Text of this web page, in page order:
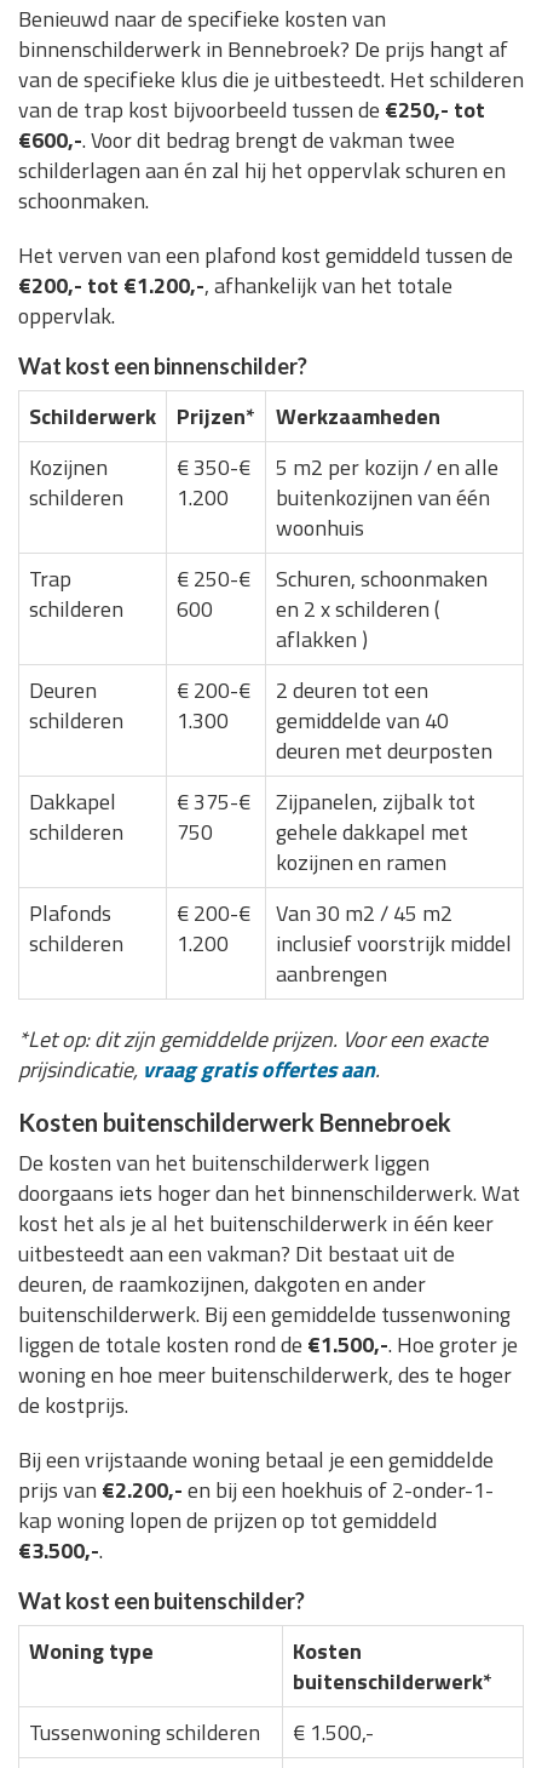
Benieuwd naar de specifieke kosten van
binnenschilderwerk in Bennebroek? De prijs hangt af
van de specifieke klus die je uitbesteedt. Het schilderen
van de trap kost bijvoorbeeld tussen de €250,- tot
€600,-. Voor dit bedrag brengt de vakman twee
schilderlagen aan én zal hij het oppervlak schuren en
schoonmaken.
Het verven van een plafond kost gemiddeld tussen de
€200,- tot €1.200,-, afhankelijk van het totale
oppervlak.
Wat kost een binnenschilder?
Schilderwerk Prijzen*
Werkzaamheden
Kozijnen
schilderen
€ 350-€
1.200
5 m2 per kozijn / en alle
buitenkozijnen van één
woonhuis
Trap
schilderen
€ 250-€
600
Schuren, schoonmaken
en 2 x schilderen (
aflakken )
Deuren
schilderen
€ 200-€
1.300
2 deuren tot een
gemiddelde van 40
deuren met deurposten
Dakkapel
schilderen
€ 375-€
750
Zijpanelen, zijbalk tot
gehele dakkapel met
kozijnen en ramen
Plafonds
schilderen
€ 200-€
1.200
Van 30 m2 / 45 m2
inclusief voorstrijk middel
aanbrengen
*Let op: dit zijn gemiddelde prijzen. Voor een exacte
prijsindicatie, vraag gratis offertes aan.
Kosten buitenschilderwerk Bennebroek
De kosten van het buitenschilderwerk liggen
doorgaans iets hoger dan het binnenschilderwerk. Wat
kost het als je al het buitenschilderwerk in één keer
uitbesteedt aan een vakman? Dit bestaat uit de
deuren, de raamkozijnen, dakgoten en ander
buitenschilderwerk. Bij een gemiddelde tussenwoning
liggen de totale kosten rond de €1.500,-. Hoe groter je
woning en hoe meer buitenschilderwerk, des te hoger
de kostprijs.
Bij een vrijstaande woning betaal je een gemiddelde
prijs van €2.200,-en bij een hoekhuis of 2-onder-1-
kap woning lopen de prijzen op tot gemiddeld
€3.500,-.
Wat kost een buitenschilder?
Woning type
Kosten
buitenschilderwerk*
Tussenwoning schilderen
€ 1.500,-